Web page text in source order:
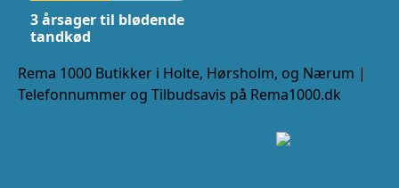
3 årsager til blødende
tandkød
Rema 1000 Butikker i Holte, Hørsholm, og Nærum |
Telefonnummer og Tilbudsavis på Rema1000.dk